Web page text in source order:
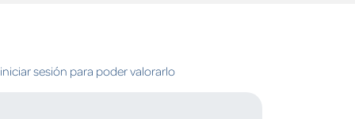
sesión para poder valorarlo